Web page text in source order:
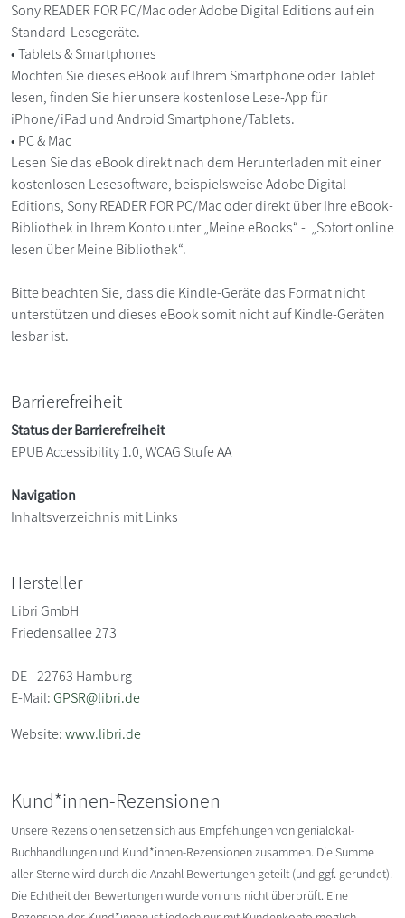
Sony READER FOR PC/Mac oder Adobe Digital Editions auf ein
Standard-Lesegeräte.
• Tablets & Smartphones
Möchten Sie dieses eBook auf Ihrem Smartphone oder Tablet
lesen, finden Sie hier unsere kostenlose Lese-App für
iPhone/iPad und Android Smartphone/Tablets.
• PC & Mac
Lesen Sie das eBook direkt nach dem Herunterladen mit einer
kostenlosen Lesesoftware, beispielsweise Adobe Digital
Editions, Sony READER FOR PC/Mac oder direkt über Ihre eBook-
Bibliothek in Ihrem Konto unter „Meine eBooks“ - „Sofort online
lesen über Meine Bibliothek“.
Bitte beachten Sie, dass die Kindle-Geräte das Format nicht
unterstützen und dieses eBook somit nicht auf Kindle-Geräten
lesbar ist.
Barrierefreiheit
Status der Barrierefreiheit
EPUB Accessibility 1.0, WCAG Stufe AA
Navigation
Inhaltsverzeichnis mit Links
Hersteller
Libri GmbH
Friedensallee 273
DE - 22763 Hamburg
E-Mail:GPSR@libri.de
Website:www.libri.de
Kund*innen-Rezensionen
Unsere Rezensionen setzen sich aus Empfehlungen von genialokal-
Buchhandlungen und Kund*innen-Rezensionen zusammen. Die Summe
aller Sterne wird durch die Anzahl Bewertungen geteilt (und ggf. gerundet).
Die Echtheit der Bewertungen wurde von uns nicht überprüft. Eine